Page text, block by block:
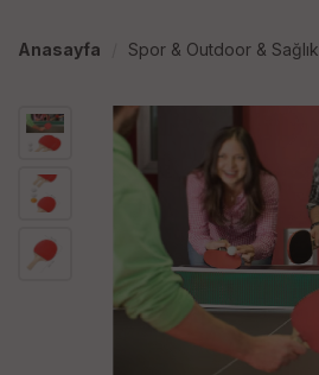
Anasayfa Spor & Outdoor & Sağlık